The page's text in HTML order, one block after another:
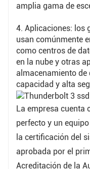
y aplicaciones, lo
6. Aplicaciones: los
usan comúnmente
como centros de
en la nube y otras
almacenamiento de
capacidad y alta
amplia gama de
4. Aplicaciones: los
usan comúnmente
como centros de
en la nube y otras
almacenamiento de
capacidad y alta
La empresa cuenta
perfecto y un
la certificación del
aprobada por el
Acreditación de la